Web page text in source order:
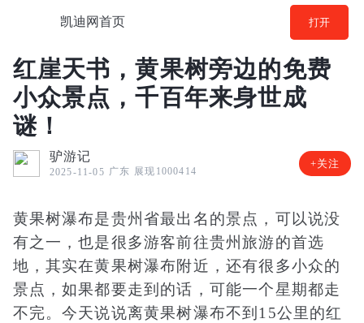
凯迪网首页 打开
红崖天书，黄果树旁边的免费
小众景点，千百年来身世成
谜！
驴游记
2025-11-05 广东 展现1000414
+关注
黄果树瀑布是贵州省最出名的景点，可以说没
有之一，也是很多游客前往贵州旅游的首选
地，其实在黄果树瀑布附近，还有很多小众的
景点，如果都要走到的话，可能一个星期都走
不完。今天说说离黄果树瀑布不到15公里的红